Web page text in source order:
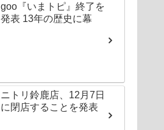
goo『いまトピ』終了を
発表 13年の歴史に幕
ニトリ鈴鹿店、12月7日
に閉店することを発表